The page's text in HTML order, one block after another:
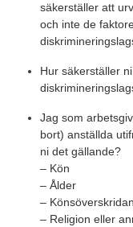
säkerställer att
och inte de
Hur säkerställer
Jag som
bort) anställda
ni det gällande?
– Kön
– Ålder
–
– Religion eller